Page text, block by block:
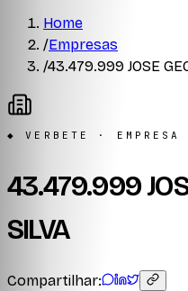
Home
/Empresas
/43.479.999 JOSE
◆ VERBETE · EMPRESA
43.479.999
SILVA
Compartilhar: